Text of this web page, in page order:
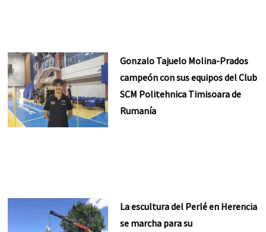
Gonzalo Tajuelo Molina-Prados
campeón con sus equipos del Club
SCM Politehnica Timisoara de
Rumanía
La escultura del Perlé en Herencia
se marcha para su